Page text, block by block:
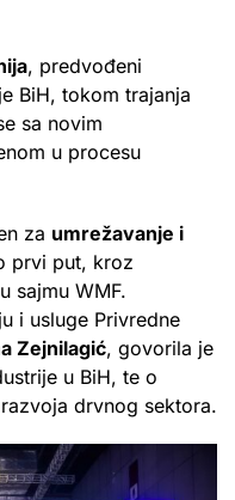
, predvođeni
BiH, tokom trajanja
sa novim
u procesu
za umrežavanje i
prvi put, kroz
sajmu WMF.
i usluge Privredne
Zejnilagić, govorila je
u BiH, te o
drvnog sektora.